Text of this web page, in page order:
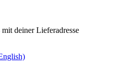
mit deiner Lieferadresse